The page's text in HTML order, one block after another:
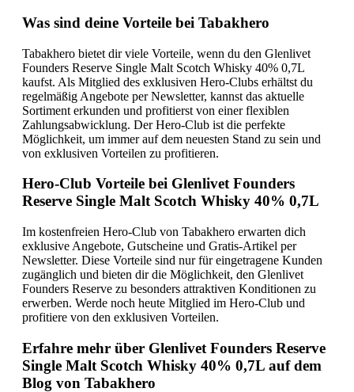
Was sind deine Vorteile bei Tabakhero
Tabakhero bietet dir viele Vorteile, wenn du den Glenlivet
Founders Reserve Single Malt Scotch Whisky 40% 0,7L
kaufst. Als Mitglied des exklusiven Hero-Clubs erhältst du
regelmäßig Angebote per Newsletter, kannst das aktuelle
Sortiment erkunden und profitierst von einer flexiblen
Zahlungsabwicklung. Der Hero-Club ist die perfekte
Möglichkeit, um immer auf dem neuesten Stand zu sein und
von exklusiven Vorteilen zu profitieren.
Hero-Club Vorteile bei Glenlivet Founders
Reserve Single Malt Scotch Whisky 40% 0,7L
Im kostenfreien Hero-Club von Tabakhero erwarten dich
exklusive Angebote, Gutscheine und Gratis-Artikel per
Newsletter. Diese Vorteile sind nur für eingetragene Kunden
zugänglich und bieten dir die Möglichkeit, den Glenlivet
Founders Reserve zu besonders attraktiven Konditionen zu
erwerben. Werde noch heute Mitglied im Hero-Club und
profitiere von den exklusiven Vorteilen.
Erfahre mehr über Glenlivet Founders Reserve
Single Malt Scotch Whisky 40% 0,7L auf dem
Blog von Tabakhero